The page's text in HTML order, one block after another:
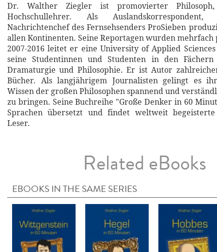
Dr. Walther Ziegler ist promovierter
Hochschullehrer. Als
Nachrichtenchef des Fernsehsenders ProSieben
allen Kontinenten. Seine Reportagen wurden mehrfach
2007-2016 leitet er eine University of Applied
seine Studentinnen und Studenten in den Fächern
Dramaturgie und Philosophie. Er ist Autor
Bücher. Als langjährigem Journalisten gelingt es
Wissen der großen Philosophen spannend und
zu bringen. Seine Buchreihe "Große Denker in 60
Sprachen übersetzt und findet weltweit
Leser.
Related eBooks
EBOOKS IN THE SAME SERIES